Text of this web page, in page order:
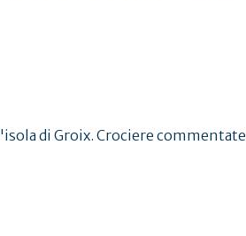
di Groix. Crociere commentate